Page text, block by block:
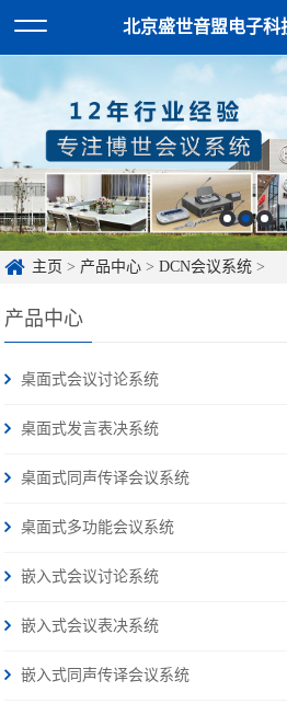
北京盛世音盟电子科
主页 > 产品中心 >DCN会议系统 >
产品中心
桌面式会议讨论系统
桌面式发言表决系统
桌面式同声传译会议系统
桌面式多功能会议系统
嵌入式会议讨论系统
嵌入式会议表决系统
嵌入式同声传译会议系统